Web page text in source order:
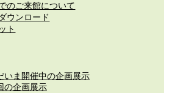
のご来館について
ウンロード
ト
いま開催中の企画展示
の企画展示